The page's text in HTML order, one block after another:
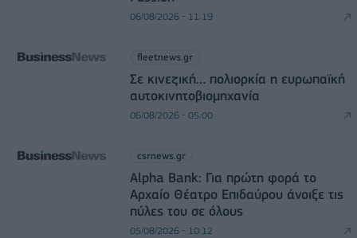
06/08/2026 - 11:19
fleetnews.gr
Σε κινεζική… πολιορκία η ευρωπαϊκή
αυτοκινητοβιομηχανία
06/08/2026 - 05:00
csrnews.gr
Alpha Bank: Για πρώτη φορά το
Αρχαίο Θέατρο Επιδαύρου άνοιξε τις
πύλες του σε όλους
05/08/2026 - 10:12